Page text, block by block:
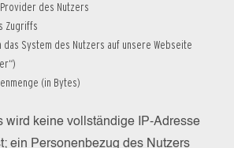
des Nutzers
Zugriffs
das System des Nutzers auf unsere Webseite
(in Bytes)
wird keine vollständige IP-Adresse
ein Personenbezug des Nutzers